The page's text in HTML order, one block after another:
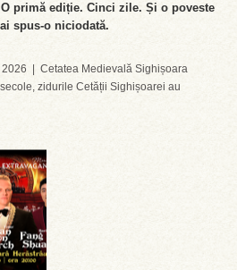
primă ediție. Cinci zile. Și o poveste
spus-o niciodată.
| Cetatea Medievală Sighișoara
zidurile Cetății Sighișoarei au